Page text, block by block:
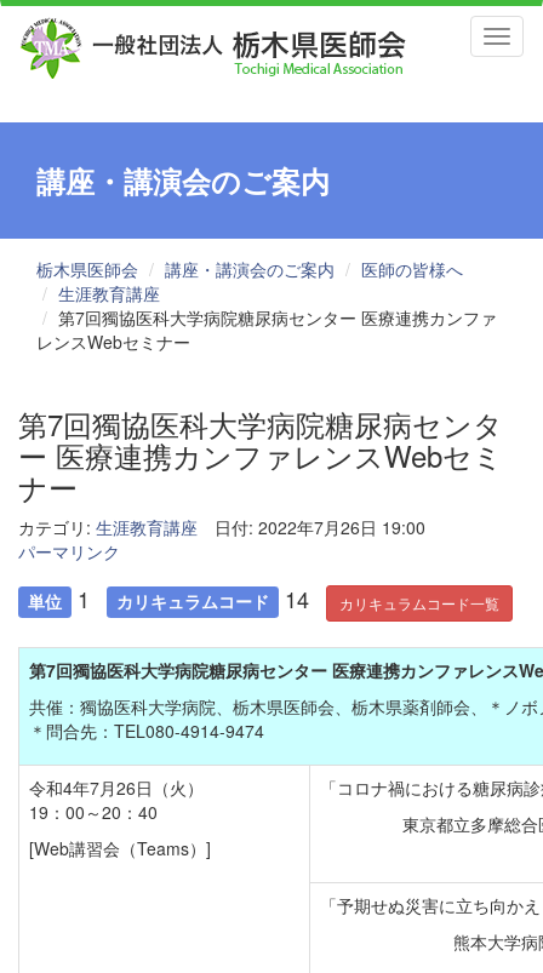
講座・講演会のご案内
栃木県医師会 講座・講演会のご案内
医師の皆様へ
生涯教育講座
第7回獨協医科大学病院糖尿病センター 医療連携カンファ
レンスWebセミナー
第7回獨協医科大学病院糖尿病センタ
ー 医療連携カンファレンスWebセミ
ナー
カテゴリ: 生涯教育講座
日付: 2022年7月26日 19:00
パーマリンク
単位 1 カリキュラムコード 14 カリキュラムコード一覧
第7回獨協医科大学病院糖尿病センター 医療連携カンファレンス
共催：獨協医科大学病院、栃木県医師会、栃木県薬剤師会、＊ノ
＊問合先：TEL080-4914-9474
令和4年7月26日（火）
19：00～20：40
[Web講習会（Teams）]
「コロナ禍における糖尿病
東京都立多摩総
「予期せぬ災害に立ち向か
熊本大学